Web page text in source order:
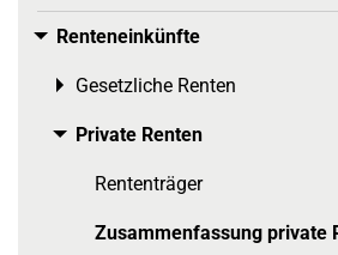
Renteneinkünfte
Toggle menu
Gesetzliche Renten
Toggle menu
Private Renten
Toggle menu
Rententräger
Zusammenfassung private